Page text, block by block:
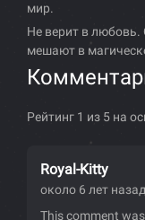
мир.
Не верит в любовь.
мешают в
Рейтинг 1 из 5 на
Royal-Kitty
около 6 лет назад
This comment